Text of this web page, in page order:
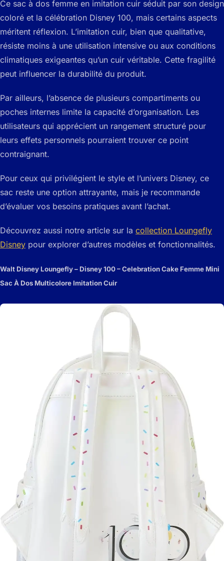
Ce sac à dos femme en imitation cuir séduit par son design
coloré et la célébration Disney 100, mais certains aspects
méritent réflexion. L’imitation cuir, bien que qualitative,
résiste moins à une utilisation intensive ou aux conditions
climatiques exigeantes qu’un cuir véritable. Cette fragilité
peut influencer la durabilité du produit.
Par ailleurs, l’absence de plusieurs compartiments ou
poches internes limite la capacité d’organisation. Les
utilisateurs qui apprécient un rangement structuré pour
leurs effets personnels pourraient trouver ce point
contraignant.
Pour ceux qui privilégient le style et l’univers Disney, ce
sac reste une option attrayante, mais je recommande
d’évaluer vos besoins pratiques avant l’achat.
Découvrez aussi notre article sur la collection Loungefly
Disney pour explorer d’autres modèles et fonctionnalités.
Walt Disney Loungefly – Disney 100 – Celebration Cake Femme Mini
Sac À Dos Multicolore Imitation Cuir